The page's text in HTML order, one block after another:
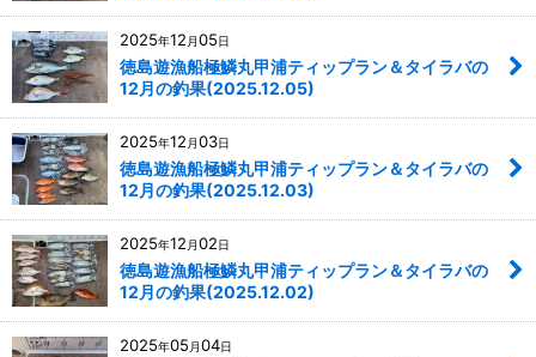
2025年12 月05日
徳島遊漁船極鱗丸甲浦ティップラン＆タイラバの
12月の釣果(2025.12.05)
2025年12 月03日
徳島遊漁船極鱗丸甲浦ティップラン＆タイラバの
12月の釣果(2025.12.03)
2025年12 月02日
徳島遊漁船極鱗丸甲浦ティップラン＆タイラバの
12月の釣果(2025.12.02)
2025年05 月04日